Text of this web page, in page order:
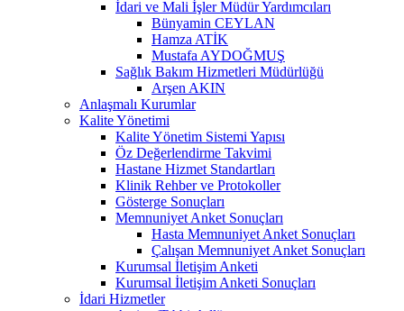
İdari ve Mali İşler Müdür Yardımcıları
Bünyamin CEYLAN
Hamza ATİK
Mustafa AYDOĞMUŞ
Sağlık Bakım Hizmetleri Müdürlüğü
Arşen AKIN
Anlaşmalı Kurumlar
Kalite Yönetimi
Kalite Yönetim Sistemi Yapısı
Öz Değerlendirme Takvimi
Hastane Hizmet Standartları
Klinik Rehber ve Protokoller
Gösterge Sonuçları
Memnuniyet Anket Sonuçları
Hasta Memnuniyet Anket Sonuçları
Çalışan Memnuniyet Anket Sonuçları
Kurumsal İletişim Anketi
Kurumsal İletişim Anketi Sonuçları
İdari Hizmetler